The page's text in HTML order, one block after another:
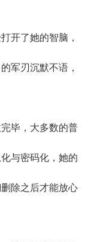
开了她的智脑，
军刃沉默不语，
毕，大多数的普
与密码化，她的
除之后才能放心